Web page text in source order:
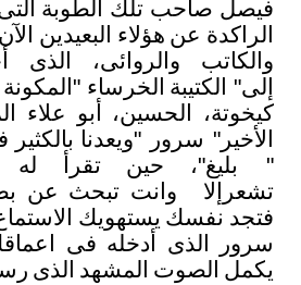
فيصل صاحب تلك الطوبة
الراكدة عن هؤلاء البعيدين
والكاتب
والروائى، الذى
إلى" الكتيبة الخرساء " المكونة
كيخوتة،
الحسين، أبو علاء
الأخير " سرور "ويعدنا بالكثير
" بليغ"، حين تقرأ له
تشعر إلا وانت تبحث عن
فتجد نفسك يستهويك
سرور
الذى أدخله فى
يكمل الصوت المشهد الذى